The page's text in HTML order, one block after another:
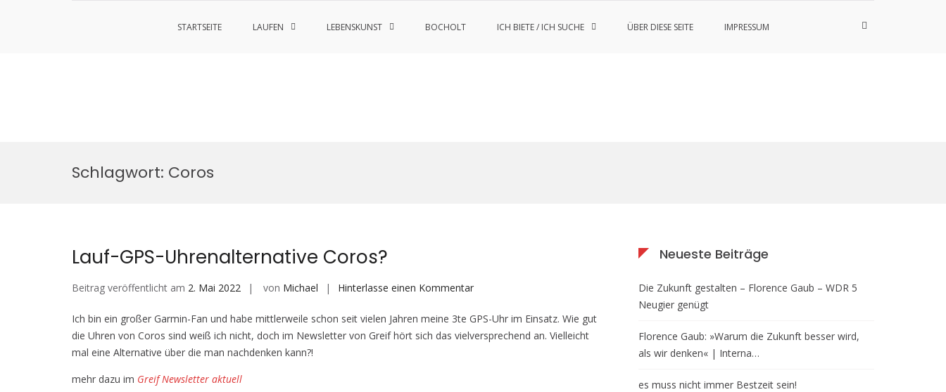
STARTSEITE LAUFEN LEBENSKUNST BOCHOLT ICH BIETE / ICH SUCHE ÜBER DIESE SEITE IMPRESSUM
Such-
Schlagwort: Coros
Lauf-GPS-Uhrenalternative Coros?
Beitrag veröffentlicht am 2. Mai 2022 von Michael Hinterlasse einen Kommentarauf
GPS-
Uhrenalternative
Ich bin ein großer Garmin-Fan und habe mittlerweile schon seit vielen Jahren meine 3te GPS-Uhr im Einsatz. Wie gut
die Uhren von Coros sind weiß ich nicht, doch im Newsletter von Greif hört sich das vielversprechend an. Vielleicht
mal eine Alternative über die man nachdenken kann?!
mehr dazu im Greif Newsletter aktuell
Neueste Beiträge
Die Zukunft gestalten – Florence Gaub – WDR 5
Neugier genügt
Florence Gaub: »Warum die Zukunft besser wird,
als wir denken« | Interna…
es muss nicht immer Bestzeit sein!